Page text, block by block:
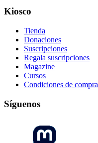
Kiosco
Tienda
Donaciones
Suscripciones
Regala suscripciones
Magazine
Cursos
Condiciones de compra
Síguenos